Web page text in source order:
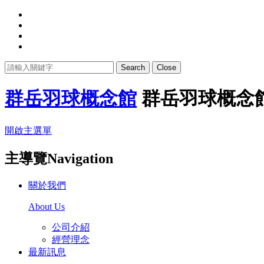
Search Close
群岳羽球概念館 群岳羽球概念
開啟主選單
主導覽Navigation
關於我們
About Us
公司介紹
經營理念
最新訊息